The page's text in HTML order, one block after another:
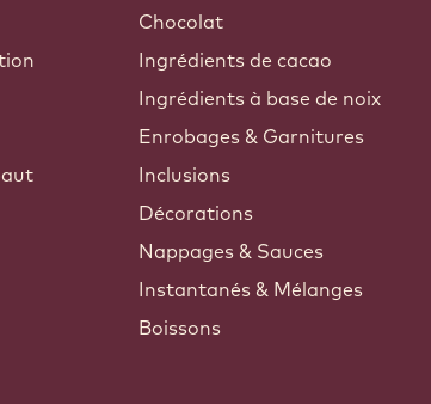
Chocolat
Ingrédients de cacao
Ingrédients à base de noix
Enrobages & Garnitures
Inclusions
Décorations
Nappages & Sauces
Instantanés & Mélanges
Boissons